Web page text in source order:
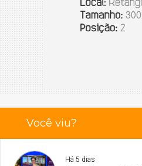
Você viu?
Há 5 dias